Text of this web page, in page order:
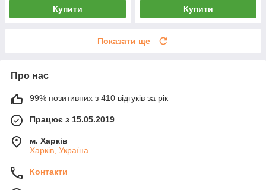
Купити Купити
Показати ще
Про нас
99% позитивних з 410 відгуків за рік
Працює з 15.05.2019
м. Харків
Харків, Україна
Контакти